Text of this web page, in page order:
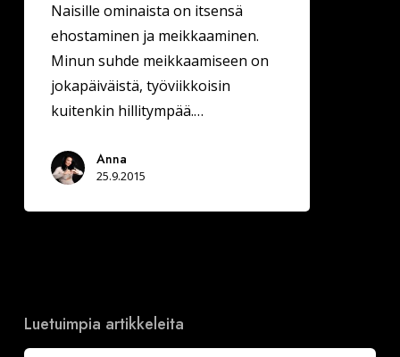
Naisille ominaista on itsensä
ehostaminen ja meikkaaminen.
Minun suhde meikkaamiseen on
jokapäiväistä, työviikkoisin
kuitenkin hillitympää.…
Anna
25.9.2015
Luetuimpia artikkeleita